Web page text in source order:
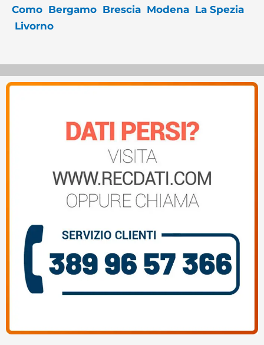
Como Bergamo Brescia Modena La Spezia
Livorno